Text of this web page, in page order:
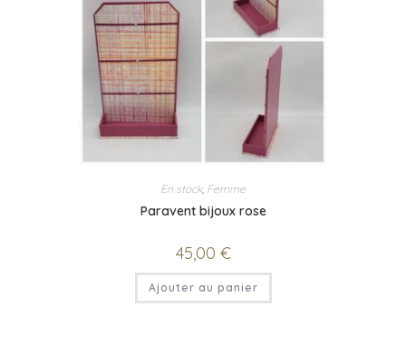
En stock, Femme
Paravent bijoux rose
45,00 €
Ajouter au panier